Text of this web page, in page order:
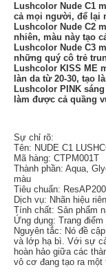
Lushcolor Nude C1
cả mọi người, để lại
Lushcolor Nude C2
nhiên, màu này tạo
Lushcolor Nude C3
những quý cô trẻ
Lushcolor KISS ME
làn da từ 20-30, tạo
Lushcolor PINK
làm được cả quầng
Sự chỉ rõ:
Tên: NUDE C1
Mã hàng: CTPM001T
Thành phần: Aqua,
màu
Tiêu chuẩn:
Dịch vụ: Nhãn hiệu
Tính chất: Sản phẩm
Ứng dụng: Trang
Nguyên tắc: Nó đề
và lớp hạ bì. Với sự
hoàn hảo giữa các
vô cơ đang tạo ra một